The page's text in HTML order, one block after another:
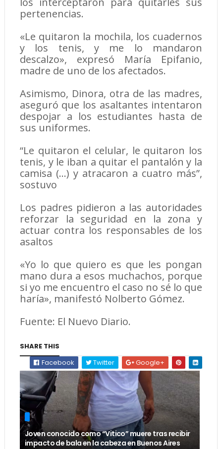
pertenencias.
«Le quitaron la mochila, los cuadernos
y los tenis, y me lo mandaron
descalzo», expresó María Epifanio,
madre de uno de los afectados.
Asimismo, Dinora, otra de las madres,
aseguró que los asaltantes intentaron
despojar a los estudiantes hasta de
sus uniformes.
“Le quitaron el celular, le quitaron los
tenis, y le iban a quitar el pantalón y la
camisa (…) y atracaron a cuatro más”,
sostuvo
Los padres pidieron a las autoridades
reforzar la seguridad en la zona y
actuar contra los responsables de los
asaltos
«Yo lo que quiero es que les pongan
mano dura a esos muchachos, porque
si yo me encuentro el caso no sé lo que
haría», manifestó Nolberto Gómez.
Fuente: El Nuevo Diario.
SHARE THIS
Facebook
Twitter Google+
Joven conocido como “Vitico” muere tras recibir
impacto de bala en la cabeza en Buenos Aires